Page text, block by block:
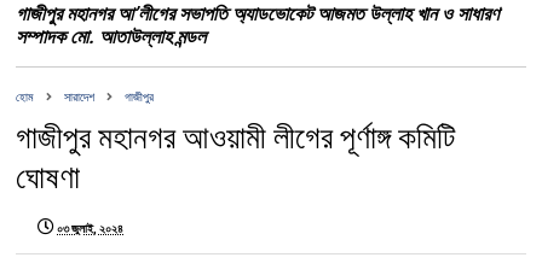
গাজীপুর মহানগর আ’লীগের সভাপতি অ্যাডভোকেট আজমত উল্লাহ খান ও সাধারণ
সম্পাদক মো. আতাউল্লাহ মন্ডল
হোম সারাদেশ গাজীপুর
গাজীপুর মহানগর আওয়ামী লীগের পূর্ণাঙ্গ কমিটি
ঘোষণা
০৩ জুলাই, ২০২৪